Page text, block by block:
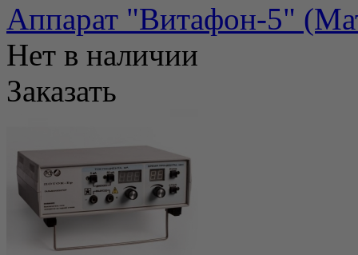
Аппарат "Витафон-5"
Нет в наличии
Заказать